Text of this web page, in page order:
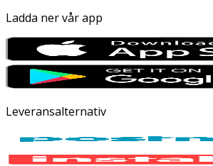
Ladda ner vår app
Leveransalternativ